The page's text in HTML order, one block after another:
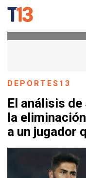
DEPORTES13
El análisis
la
a un jugador